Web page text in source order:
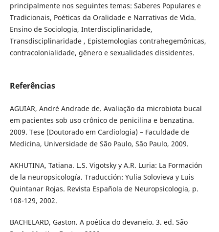
principalmente nos seguintes temas: Saberes Populares e
Tradicionais, Poéticas da Oralidade e Narrativas de Vida.
Ensino de Sociologia, Interdisciplinaridade,
Transdisciplinaridade , Epistemologias contrahegemônicas,
contracolonialidade, gênero e sexualidades dissidentes.
Referências
AGUIAR, André Andrade de. Avaliação da microbiota bucal
em pacientes sob uso crônico de penicilina e benzatina.
2009. Tese (Doutorado em Cardiologia) – Faculdade de
Medicina, Universidade de São Paulo, São Paulo, 2009.
AKHUTINA, Tatiana. L.S. Vigotsky y A.R. Luria: La Formación
de la neuropsicología. Traducción: Yulia Solovieva y Luis
Quintanar Rojas. Revista Española de Neuropsicologia, p.
108-129, 2002.
BACHELARD, Gaston. A poética do devaneio. 3. ed. São